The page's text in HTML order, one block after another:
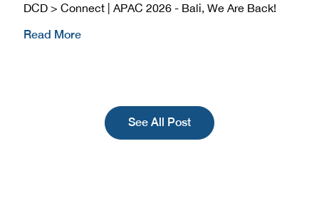
DCD > Connect | APAC 2026 - Bali, We Are Back!
Read More
See All Post